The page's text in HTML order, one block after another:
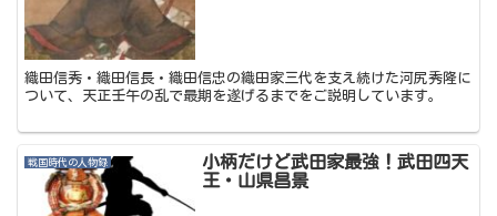
織田信秀・織田信長・織田信忠の織田家三代を支え続けた河尻秀隆に
ついて、天正壬午の乱で最期を遂げるまでをご説明しています。
戦国時代の人物録
小柄だけど武田家最強！武田四天
王・山県昌景